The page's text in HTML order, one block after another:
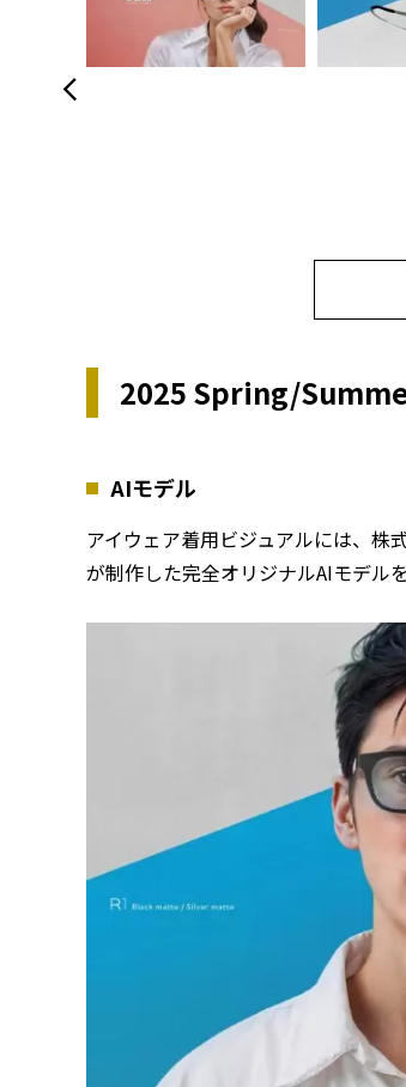
2025 Spring/
AIモデル
アイウェア着用ビジュアルには、株
が制作した完全オリジナルAIモデル